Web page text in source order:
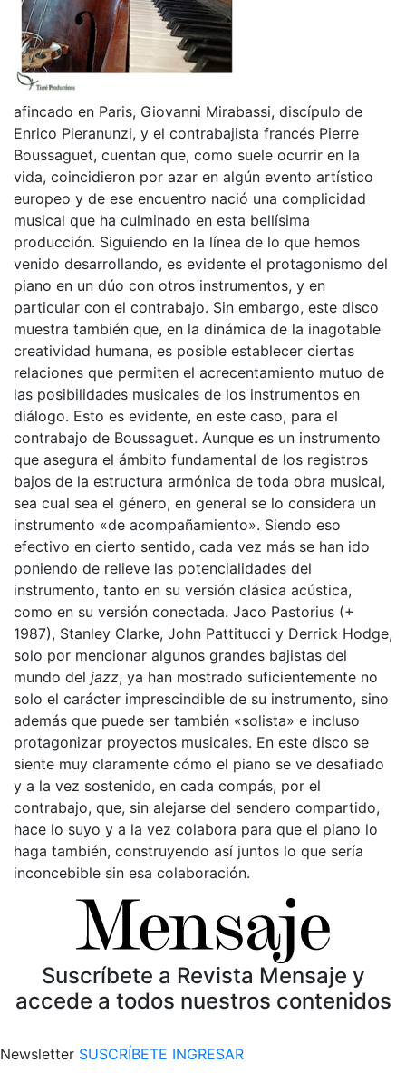
afincado en Paris, Giovanni Mirabassi, discípulo de
Enrico Pieranunzi, y el contrabajista francés Pierre
Boussaguet, cuentan que, como suele ocurrir en la
vida, coincidieron por azar en algún evento artístico
europeo y de ese encuentro nació una complicidad
musical que ha culminado en esta bellísima
producción. Siguiendo en la línea de lo que hemos
venido desarrollando, es evidente el protagonismo del
piano en un dúo con otros instrumentos, y en
particular con el contrabajo. Sin embargo, este disco
muestra también que, en la dinámica de la inagotable
creatividad humana, es posible establecer ciertas
relaciones que permiten el acrecentamiento mutuo de
las posibilidades musicales de los instrumentos en
diálogo. Esto es evidente, en este caso, para el
contrabajo de Boussaguet. Aunque es un instrumento
que asegura el ámbito fundamental de los registros
bajos de la estructura armónica de toda obra musical,
sea cual sea el género, en general se lo considera un
instrumento «de acompañamiento». Siendo eso
efectivo en cierto sentido, cada vez más se han ido
poniendo de relieve las potencialidades del
instrumento, tanto en su versión clásica acústica,
como en su versión conectada. Jaco Pastorius (+
1987), Stanley Clarke, John Pattitucci y Derrick Hodge,
solo por mencionar algunos grandes bajistas del
mundo del jazz, ya han mostrado suficientemente no
solo el carácter imprescindible de su instrumento, sino
además que puede ser también «solista» e incluso
protagonizar proyectos musicales. En este disco se
siente muy claramente cómo el piano se ve desafiado
y a la vez sostenido, en cada compás, por el
contrabajo, que, sin alejarse del sendero compartido,
hace lo suyo y a la vez colabora para que el piano lo
haga también, construyendo así juntos lo que sería
inconcebible sin esa colaboración.
Suscríbete a Revista Mensaje y
accede a todos nuestros contenidos
Newsletter SUSCRÍBETE INGRESAR